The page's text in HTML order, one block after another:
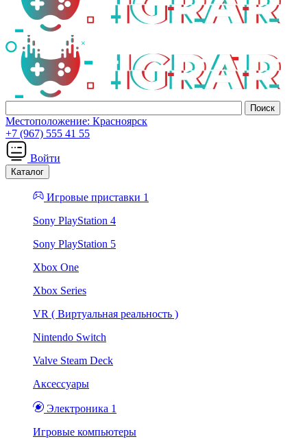
Местоположение: Красноярск
+7 (967) 555 41 55
Войти
Каталог
Игровые приставки 1
Sony PlayStation 4
Sony PlayStation 5
Xbox One
Xbox Series
VR ( Виртуальная реальность )
Nintendo Switch
Valve Steam Deck
Аксессуары
Электроника 1
Игровые компьютеры